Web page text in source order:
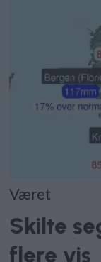
Været
Skilte
flere vis